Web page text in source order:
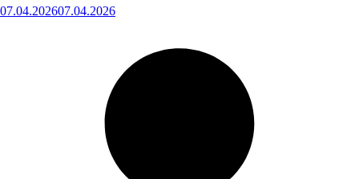
07.04.202607.04.2026